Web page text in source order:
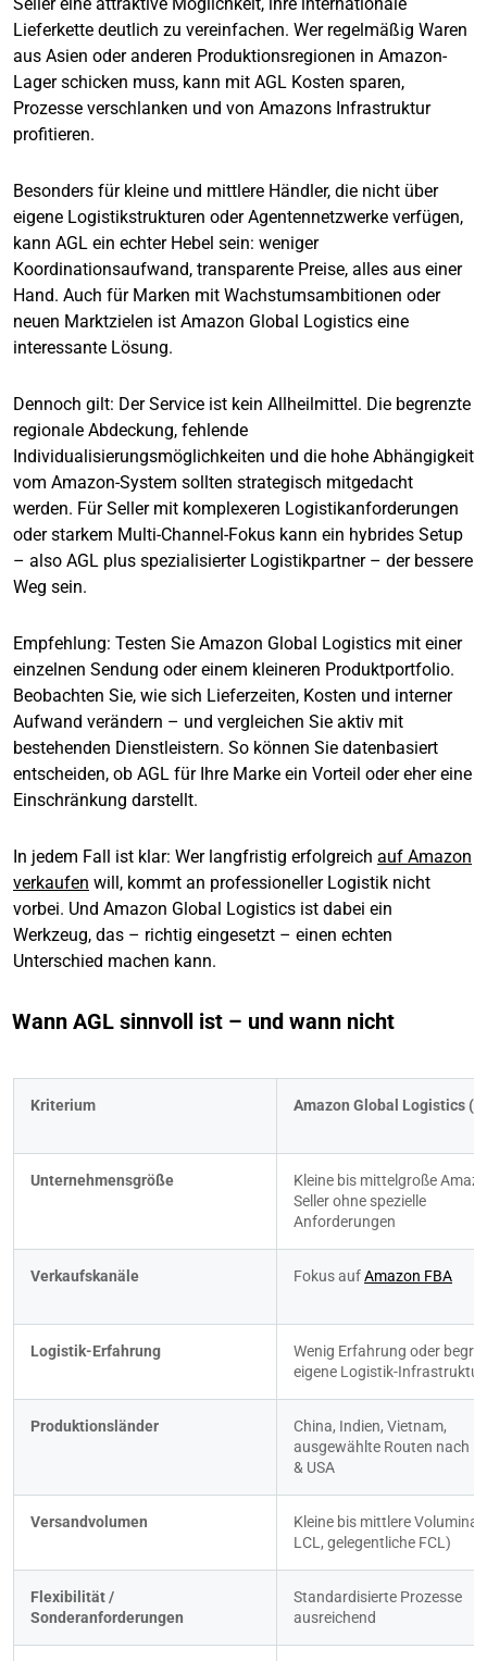
Lieferkette deutlich zu vereinfachen. Wer regelmäßig Waren
aus Asien oder anderen Produktionsregionen in Amazon-
Lager schicken muss, kann mit AGL Kosten sparen,
Prozesse verschlanken und von Amazons Infrastruktur
profitieren.
Besonders für kleine und mittlere Händler, die nicht über
eigene Logistikstrukturen oder Agentennetzwerke verfügen,
kann AGL ein echter Hebel sein: weniger
Koordinationsaufwand, transparente Preise, alles aus einer
Hand. Auch für Marken mit Wachstumsambitionen oder
neuen Marktzielen ist Amazon Global Logistics eine
interessante Lösung.
Dennoch gilt: Der Service ist kein Allheilmittel. Die begrenzte
regionale Abdeckung, fehlende
Individualisierungsmöglichkeiten und die hohe Abhängigkeit
vom Amazon-System sollten strategisch mitgedacht
werden. Für Seller mit komplexeren Logistikanforderungen
oder starkem Multi-Channel-Fokus kann ein hybrides Setup
– also AGL plus spezialisierter Logistikpartner – der bessere
Weg sein.
Empfehlung: Testen Sie Amazon Global Logistics mit einer
einzelnen Sendung oder einem kleineren Produktportfolio.
Beobachten Sie, wie sich Lieferzeiten, Kosten und interner
Aufwand verändern – und vergleichen Sie aktiv mit
bestehenden Dienstleistern. So können Sie datenbasiert
entscheiden, ob AGL für Ihre Marke ein Vorteil oder eher eine
Einschränkung darstellt.
In jedem Fall ist klar: Wer langfristig erfolgreich auf Amazon
verkaufen will, kommt an professioneller Logistik nicht
vorbei. Und Amazon Global Logistics ist dabei ein
Werkzeug, das – richtig eingesetzt – einen echten
Unterschied machen kann.
Wann AGL sinnvoll ist – und wann nicht
Kriterium Amazon Global Logistics
Unternehmensgröße
Kleine bis mittelgroße
Seller ohne spezielle
Anforderungen
Verkaufskanäle Fokus auf Amazon FBA
Logistik-Erfahrung
Wenig Erfahrung oder
eigene Logistik-Infrastruktur
Produktionsländer
China, Indien, Vietnam,
ausgewählte Routen nach
& USA
Versandvolumen
Kleine bis mittlere Volumina
LCL, gelegentliche FCL)
Flexibilität /
Sonderanforderungen
Standardisierte Prozesse
ausreichend